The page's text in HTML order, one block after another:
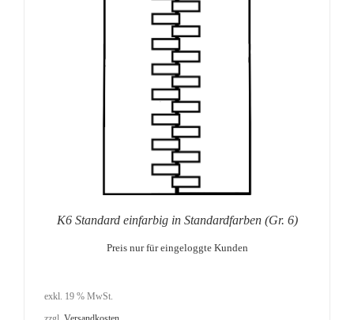
K6 Standard einfarbig in Standardfarben (Gr. 6)
Preis nur für eingeloggte Kunden
exkl. 19 % MwSt.